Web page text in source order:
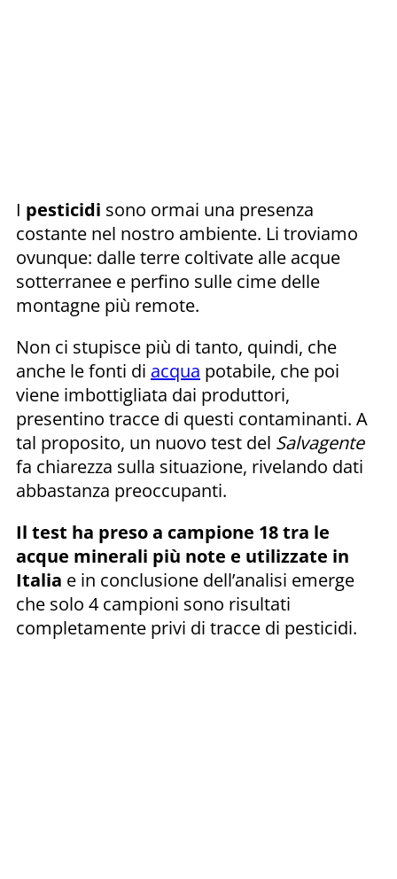
I pesticidi sono ormai una presenza
costante nel nostro ambiente. Li troviamo
ovunque: dalle terre coltivate alle acque
sotterranee e perfino sulle cime delle
montagne più remote.
Non ci stupisce più di tanto, quindi, che
anche le fonti di acqua potabile, che poi
viene imbottigliata dai produttori,
presentino tracce di questi contaminanti. A
tal proposito, un nuovo test del Salvagente
fa chiarezza sulla situazione, rivelando dati
abbastanza preoccupanti.
Il test ha preso a campione 18 tra le
acque minerali più note e utilizzate in
Italia e in conclusione dell’analisi emerge
che solo 4 campioni sono risultati
completamente privi di tracce di pesticidi.